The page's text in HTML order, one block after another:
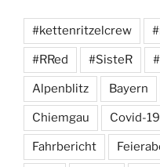
#kettenritzelcrew
#RRed #SisteR
Alpenblitz Bayern
Chiemgau Covid-19
Fahrbericht